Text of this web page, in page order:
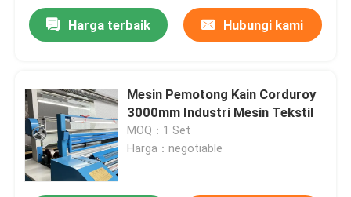
Harga terbaik Hubungi kami
Mesin Pemotong Kain Corduroy
3000mm Industri Mesin Tekstil
MOQ：1 Set
Harga：negotiable